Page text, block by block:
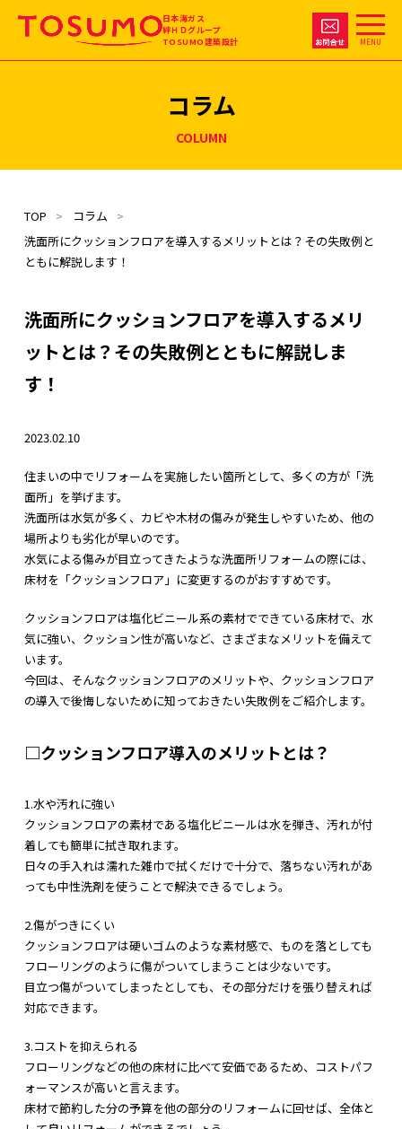
日本海ガス
絆ＨＤグループ
TOSUMO建築設計
コラム
COLUMN
TOP
コラム
洗面所にクッションフロアを導入するメリットとは？その失敗例と
ともに解説します！
洗面所にクッションフロアを導入するメリ
ットとは？その失敗例とともに解説しま
す！
2023.02.10
住まいの中でリフォームを実施したい箇所として、多くの方が「洗
面所」を挙げます。
洗面所は水気が多く、カビや木材の傷みが発生しやすいため、他の
場所よりも劣化が早いのです。
水気による傷みが目立ってきたような洗面所リフォームの際には、
床材を「クッションフロア」に変更するのがおすすめです。
クッションフロアは塩化ビニール系の素材でできている床材で、水
気に強い、クッション性が高いなど、さまざまなメリットを備えて
います。
今回は、そんなクッションフロアのメリットや、クッションフロア
の導入で後悔しないために知っておきたい失敗例をご紹介します。
□クッションフロア導入のメリットとは？
1.水や汚れに強い
クッションフロアの素材である塩化ビニールは水を弾き、汚れが付
着しても簡単に拭き取れます。
日々の手入れは濡れた雑巾で拭くだけで十分で、落ちない汚れがあ
っても中性洗剤を使うことで解決できるでしょう。
2.傷がつきにくい
クッションフロアは硬いゴムのような素材感で、ものを落としても
フローリングのように傷がついてしまうことは少ないです。
目立つ傷がついてしまったとしても、その部分だけを張り替えれば
対応できます。
3.コストを抑えられる
フローリングなどの他の床材に比べて安価であるため、コストパフ
ォーマンスが高いと言えます。
床材で節約した分の予算を他の部分のリフォームに回せば、全体と
MENU